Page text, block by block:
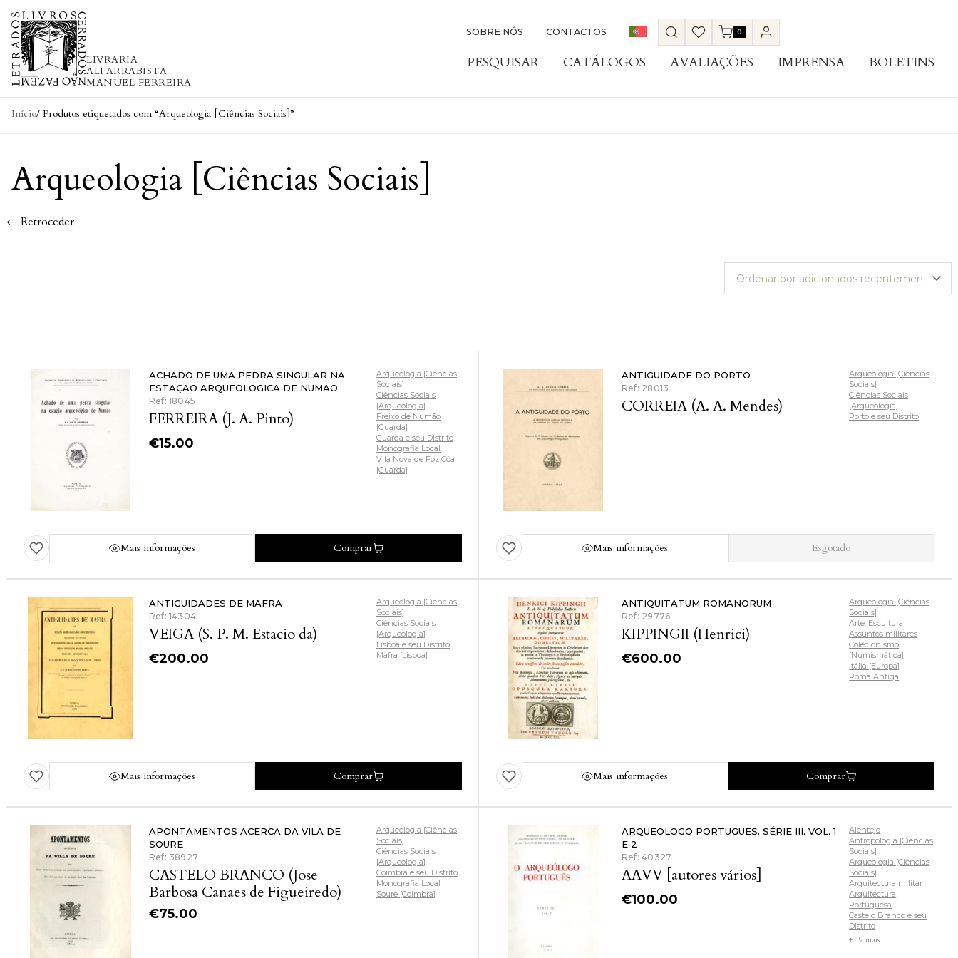
Skip to content
LIVRARIA
ALFARRABISTA
MANUEL FERREIRA
SOBRE NÓS CONTACTOS 0
PESQUISAR CATÁLOGOS AVALIAÇÕES IMPRENSA BOLETINS
Início/ Produtos etiquetados com “Arqueologia [Ciências Sociais]”
Arqueologia [Ciências Sociais]
← Retroceder
ACHADO DE UMA PEDRA SINGULAR NA
ESTAÇAO ARQUEOLOGICA DE NUMAO
Ref: 18045
FERREIRA (J. A. Pinto)
€15.00
Arqueologia [Ciências
Sociais]
Ciências Sociais
[Arqueologia]
Freixo de Numão
[Guarda]
Guarda e seu Distrito
Monografia Local
Vila Nova de Foz Côa
[Guarda]
Mais informações Comprar
ANTIGUIDADE DO PORTO
Ref: 28013
CORREIA (A. A. Mendes)
Arqueologia [Ciências
Sociais]
Ciências Sociais
[Arqueologia]
Porto e seu Distrito
Mais informações Esgotado
ANTIGUIDADES DE MAFRA
Ref: 14304
VEIGA (S. P. M. Estacio da)
€200.00
Arqueologia [Ciências
Sociais]
Ciências Sociais
[Arqueologia]
Lisboa e seu Distrito
Mafra [Lisboa]
Mais informações Comprar
ANTIQUITATUM ROMANORUM
Ref: 29776
KIPPINGII (Henrici)
€600.00
Arqueologia [Ciências
Sociais]
Arte: Escultura
Assuntos militares
Colecionismo
[Numismática]
Itália [Europa]
Roma Antiga
Mais informações Comprar
APONTAMENTOS ACERCA DA VILA DE
SOURE
Ref: 38927
CASTELO BRANCO (Jose
Barbosa Canaes de Figueiredo)
€75.00
Arqueologia [Ciências
Sociais]
Ciências Sociais
[Arqueologia]
Coimbra e seu Distrito
Monografia Local
Soure [Coimbra]
ARQUEOLOGO PORTUGUES. SÉRIE III. VOL. 1
E 2
Ref: 40327
AAVV [autores vários]
€100.00
Alentejo
Antropologia [Ciências
Sociais]
Arqueologia [Ciências
Sociais]
Arquitectura militar
Arquitectura
Portuguesa
Castelo Branco e seu
Distrito
+ 19 mais